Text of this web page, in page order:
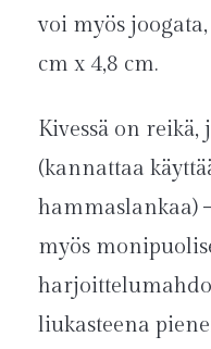
voi myös joogata,
cm x 4,8 cm.
Kivessä on
(kannattaa
hammaslankaa)
myös
liukasteena